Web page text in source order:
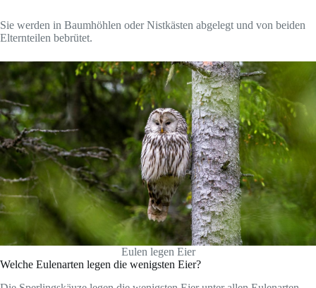
Sie werden in Baumhöhlen oder Nistkästen abgelegt und von beiden
Elternteilen bebrütet.
Eulen legen Eier
Welche Eulenarten legen die wenigsten Eier?